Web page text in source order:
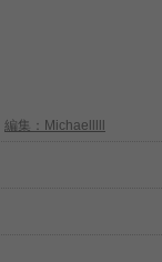
編集：Michaelllll